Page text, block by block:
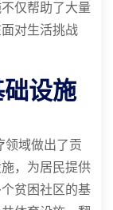
仅帮助了大量
对生活挑战
设施
领域做出了贡
，为居民提供
贫困社区的基